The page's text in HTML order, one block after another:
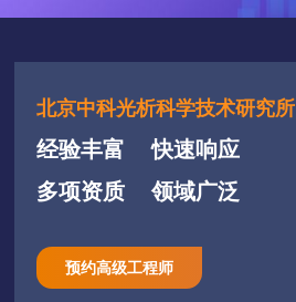
北京中科光析科学技术研究所
经验丰富
快速响应
多项资质
领域广泛
预约高级工程师